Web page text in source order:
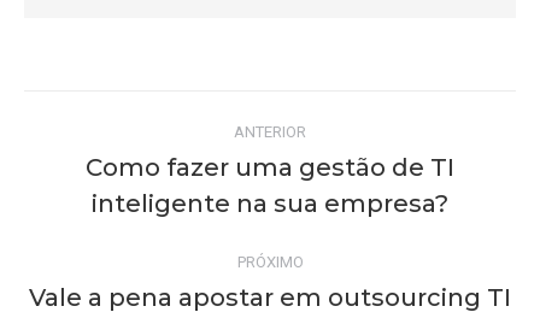
Navegação
post:
ANTERIOR
Post
anterior:
Como fazer uma gestão de TI
inteligente na sua empresa?
PRÓXIMO
Vale a pena apostar em outsourcing TI